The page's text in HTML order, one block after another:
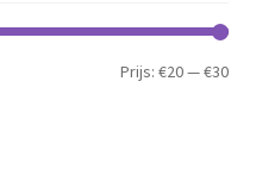
Min.
Prijs:€20—€30